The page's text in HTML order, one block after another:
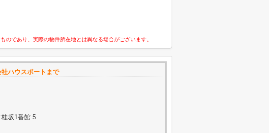
であり、実際の物件所在地とは異なる場合がございます。
社ハウスポートまで
坂1番館 5